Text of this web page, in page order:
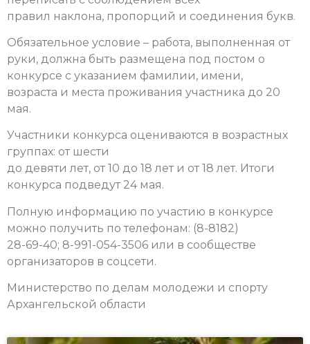
правил наклона, пропорций и соединения букв.
Обязательное условие – работа, выполненная от
руки, должна быть размещена под постом о
конкурсе с указанием фамилии, имени,
возраста и места проживания участника до 20
мая.
Участники конкурса оцениваются в возрастных
группах: от шести
до девяти лет, от 10 до 18 лет и от 18 лет. Итоги
конкурса подведут 24 мая.
Полную информацию по участию в конкурсе
можно получить по телефонам: (8-8182)
28-69-40; 8-991-054-3506 или в сообществе
организаторов в соцсети.
Министерство по делам молодежи и спорту
Архангельской области